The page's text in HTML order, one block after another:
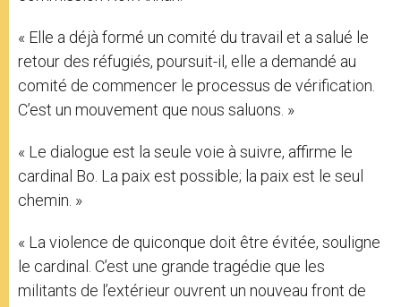
« Elle a déjà formé un comité du travail et a salué le
retour des réfugiés, poursuit-il, elle a demandé au
comité de commencer le processus de vérification.
C’est un mouvement que nous saluons. »
« Le dialogue est la seule voie à suivre, affirme le
cardinal Bo. La paix est possible; la paix est le seul
chemin. »
« La violence de quiconque doit être évitée, souligne
le cardinal. C’est une grande tragédie que les
militants de l’extérieur ouvrent un nouveau front de